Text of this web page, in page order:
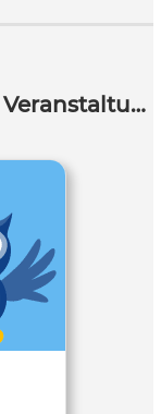
Bildungsangebote, Termine, Veranstaltungen